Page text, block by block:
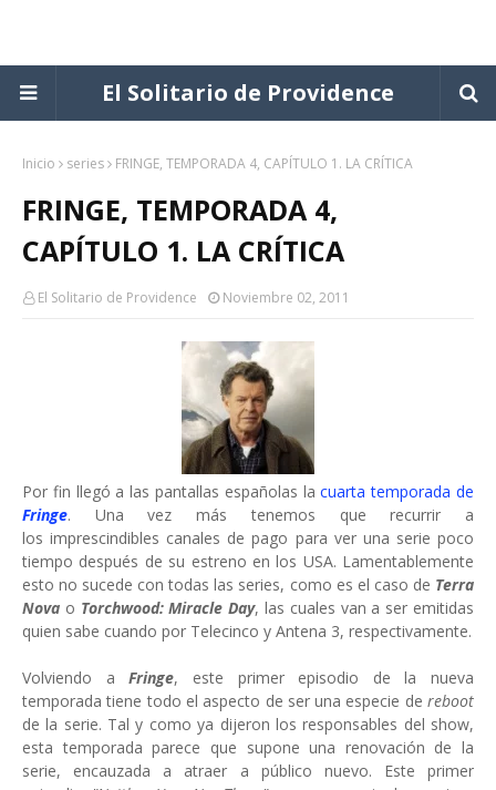
El Solitario de Providence
Inicio series FRINGE, TEMPORADA 4, CAPÍTULO 1. LA CRÍTICA
FRINGE, TEMPORADA 4,
CAPÍTULO 1. LA CRÍTICA
El Solitario de Providence Noviembre 02, 2011
Por fin llegó a las pantallas españolas lacuarta temporada de
Fringe. Una vez más tenemos que recurrir a
los imprescindibles canales de pago para ver una serie poco
tiempo después de su estreno en los USA. Lamentablemente
esto no sucede con todas las series, como es el caso de Terra
Nova o Torchwood: Miracle Day, las cuales van a ser emitidas
quien sabe cuando por Telecinco y Antena 3, respectivamente.
Volviendo aFringe, este primer episodio de la nueva
temporada tiene todo el aspecto de ser una especie de reboot
de la serie. Tal y como ya dijeron los responsables del show,
esta temporada parece que supone una renovación de la
serie, encauzada a atraer a público nuevo. Este primer